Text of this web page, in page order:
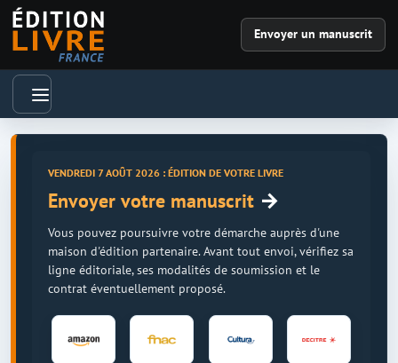
Envoyer un manuscrit
VENDREDI 7 AOÛT 2026 : ÉDITION DE VOTRE LIVRE
Envoyer votre manuscrit →
Vous pouvez poursuivre votre démarche auprès d'une
maison d'édition partenaire. Avant tout envoi, vérifiez sa
ligne éditoriale, ses modalités de soumission et le
contrat éventuellement proposé.